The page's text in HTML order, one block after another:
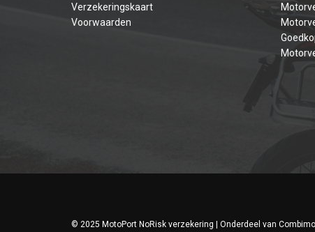
Verzekeringskaart
Voorwaarden
© 2025 MotoPort NoRisk verzekering | Onderdeel van